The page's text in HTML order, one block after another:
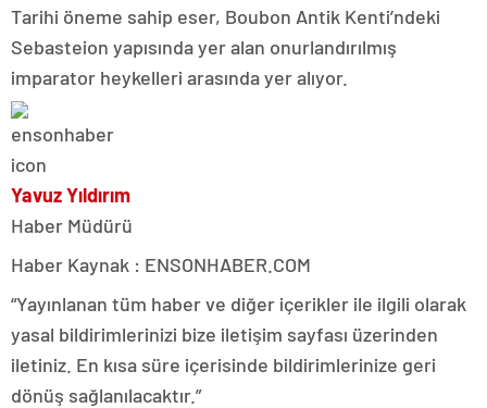
Tarihi öneme sahip eser, Boubon Antik Kenti’ndeki
Sebasteion yapısında yer alan onurlandırılmış
imparator heykelleri arasında yer alıyor.
Yavuz Yıldırım
Haber Müdürü
Haber Kaynak : ENSONHABER.COM
“Yayınlanan tüm haber ve diğer içerikler ile ilgili olarak
yasal bildirimlerinizi bize iletişim sayfası üzerinden
iletiniz. En kısa süre içerisinde bildirimlerinize geri
dönüş sağlanılacaktır.”